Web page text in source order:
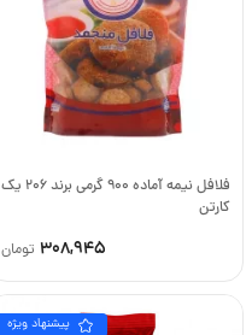
فلافل نیمه آماده 900 گرمی برند 206 یک
کارتن
308,945 تومان
پیشنهاد ویژه